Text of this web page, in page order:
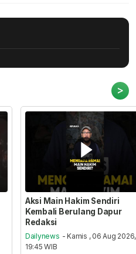
>
Aksi Main Hakim Sendiri
Kembali Berulang Dapur
Redaksi
Dailynews - Kamis , 06 Aug 2026,
19:45 WIB